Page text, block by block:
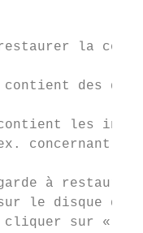
la
des
les
concernant
à
le disque
sur «